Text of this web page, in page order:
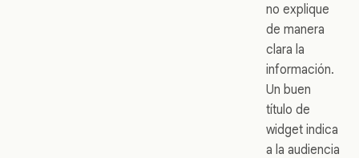
no explique
de manera
clara la
información.
Un buen
título de
widget indica
a la audiencia